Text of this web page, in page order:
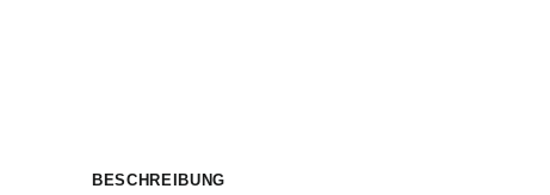
BESCHREIBUNG